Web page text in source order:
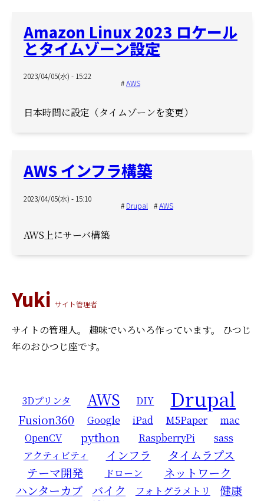
Amazon Linux 2023 ロケール
とタイムゾーン設定
2023/04/05(水) - 15:22
AWS
日本時間に設定（タイムゾーンを変更）
AWS インフラ構築
2023/04/05(水) - 15:10
Drupal AWS
AWS上にサーバ構築
Yuki サイト管理者
サイトの管理人。 趣味でいろいろ作っています。
ひつじ
年のおひつじ座です。
3Dプリンタ AWS DIY Drupal
Fusion360 Google iPad M5Paper
mac
OpenCV
python RaspberryPi
sass
アクティビティ
インフラ
タイムラプス
テーマ開発
ドローン
ネットワーク
ハンターカブ
バイク フォトグラメトリ 健康